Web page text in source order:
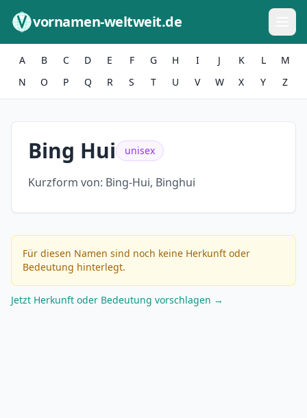
vornamen-weltweit.de
A B C D E F G H I J K L
M
N
O P Q R S T U V W X Y Z
Bing Hui unisex
Kurzform von: Bing-Hui, Binghui
Für diesen Namen sind noch keine Herkunft oder
Bedeutung hinterlegt.
Jetzt Herkunft oder Bedeutung vorschlagen →